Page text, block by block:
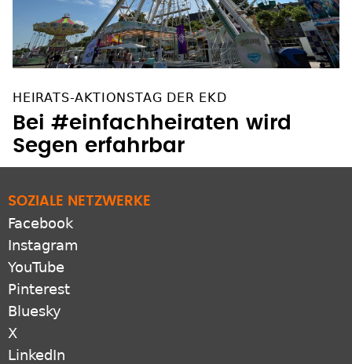
HEIRATS-AKTIONSTAG DER EKD
Bei #einfachheiraten wird
Segen erfahrbar
SOZIALE NETZWERKE
Facebook
Instagram
YouTube
Pinterest
Bluesky
X
LinkedIn